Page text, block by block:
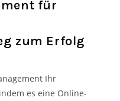
für
zum Erfolg
Ihr
es eine Online-